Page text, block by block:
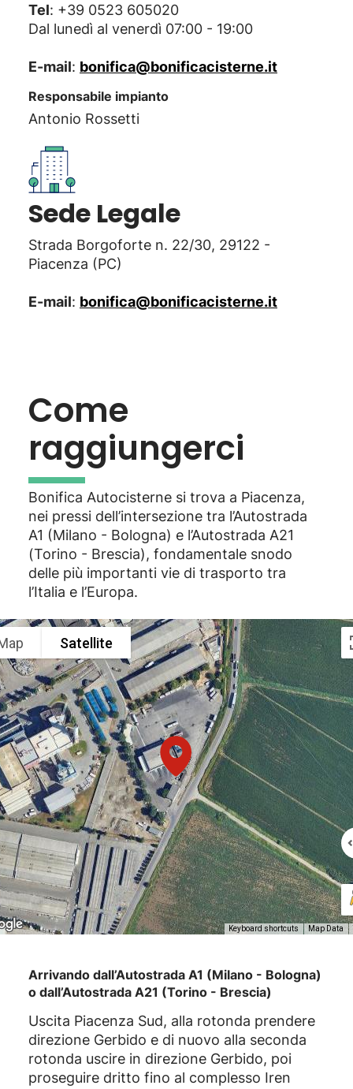
Tel: +39 0523 605020
Dal lunedì al venerdì 07:00 - 19:00
E-mail: bonifica@bonificacisterne.it
Responsabile impianto
Antonio Rossetti
Sede Legale
Strada Borgoforte n. 22/30, 29122 -
Piacenza (PC)
E-mail: bonifica@bonificacisterne.it
Come
raggiungerci
Bonifica Autocisterne si trova a Piacenza,
nei pressi dell’intersezione tra l’Autostrada
A1 (Milano - Bologna) e l’Autostrada A21
(Torino - Brescia), fondamentale snodo
delle più importanti vie di trasporto tra
l’Italia e l’Europa.
Satellite
Keyboard shortcuts Map Data
Arrivando dall’Autostrada A1 (Milano - Bologna)
o dall’Autostrada A21 (Torino - Brescia)
Uscita Piacenza Sud, alla rotonda prendere
direzione Gerbido e di nuovo alla seconda
rotonda uscire in direzione Gerbido, poi
proseguire dritto fino al complesso Iren